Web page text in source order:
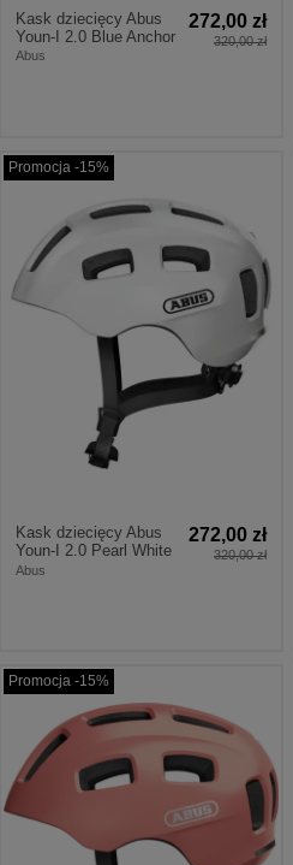
Kask dziecięcy Abus
Youn-I 2.0 Blue Anchor
Abus
272,00 zł
320,00 zł
Promocja -15%
Kask dziecięcy Abus
Youn-I 2.0 Pearl White
Abus
272,00 zł
320,00 zł
Promocja -15%